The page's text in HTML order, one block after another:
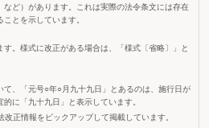
など）があります。これは実際の法令条文には存在
とを示しています。
。様式に改正がある場合は、「様式〔省略〕」と
、「元号○年○月九十九日」とあるのは、施行日が
に「九十九日」と表示しています。
正情報をピックアップして掲載しています。